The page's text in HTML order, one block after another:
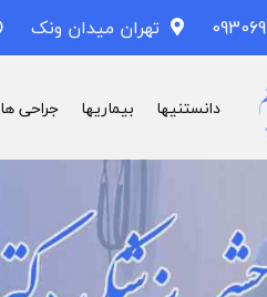
تهران میدان ونک
دانستنیها بیماریها جراحی ها